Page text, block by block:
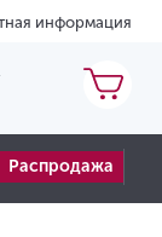
информация
Распродажа